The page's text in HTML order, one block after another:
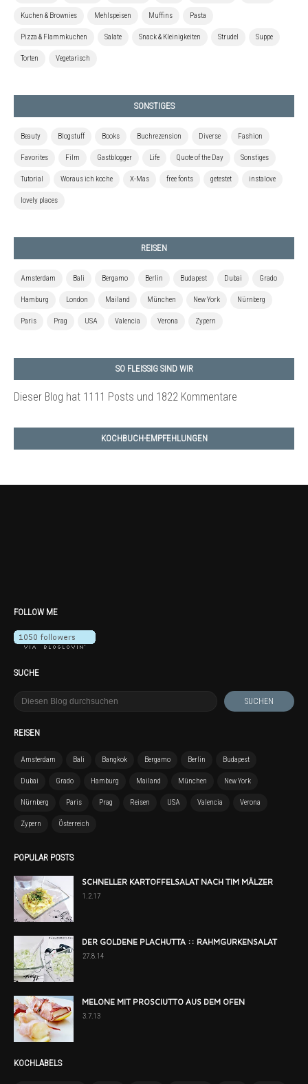
Kuchen & Brownies Mehlspeisen Muffins Pasta
Pizza & Flammkuchen Salate Snack & Kleinigkeiten Strudel Suppe
Torten Vegetarisch
SONSTIGES
Beauty Blogstuff Books Buchrezension Diverse Fashion
Favorites Film Gastblogger Life Quote of the Day Sonstiges
Tutorial Woraus ich koche X-Mas free fonts getestet instalove
lovely places
REISEN
Amsterdam Bali Bergamo Berlin Budapest Dubai Grado
Hamburg London Mailand München New York Nürnberg
Paris Prag USA Valencia Verona Zypern
SO FLEISSIG SIND WIR
Dieser Blog hat 1111 Posts und 1822 Kommentare
KOCHBUCH-EMPFEHLUNGEN
FOLLOW ME
SUCHE
REISEN
Amsterdam Bali Bangkok Bergamo Berlin Budapest
Dubai Grado Hamburg Mailand München New York
Nürnberg Paris Prag Reisen USA Valencia Verona
Zypern Österreich
POPULAR POSTS
SCHNELLER KARTOFFELSALAT NACH TIM MÄLZER
1.2.17
DER GOLDENE PLACHUTTA :: RAHMGURKENSALAT
27.8.14
MELONE MIT PROSCIUTTO AUS DEM OFEN
3.7.13
KOCHLABELS